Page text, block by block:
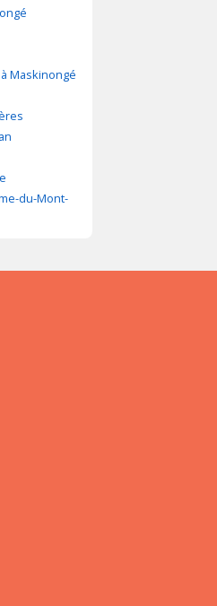
Maskinongé
du-Mont-